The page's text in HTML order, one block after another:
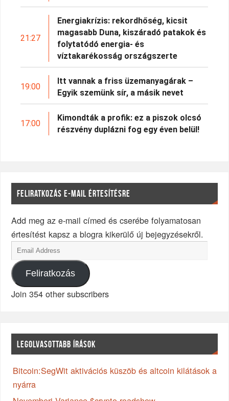
21:27
Energiakrízis: rekordhőség, kicsit
magasabb Duna, kiszáradó patakok és
folytatódó energia- és
víztakarékosság országszerte
19:00
Itt vannak a friss üzemanyagárak –
Egyik szemünk sír, a másik nevet
17:00
Kimondták a profik: ez a piszok olcsó
részvény duplázni fog egy éven belül!
FELIRATKOZÁS E-MAIL ÉRTESÍTÉSRE
Add meg az e-mail címed és cserébe folyamatosan
értesítést kapsz a blogra kikerülő új bejegyzésekről.
Feliratkozás
Join 354 other subscribers
LEGOLVASOTTABB ÍRÁSOK
Bitcoin:SegWit aktivációs küszöb és altcoin kilátások a
nyárra